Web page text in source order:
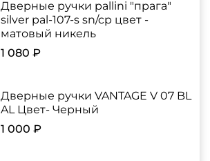
Дверные ручки pallini "прага"
silver pal-107-s sn/cp цвет -
матовый никель
1 080 ₽
Дверные ручки VANTAGE V 07 BL
AL Цвет- Черный
1 000 ₽